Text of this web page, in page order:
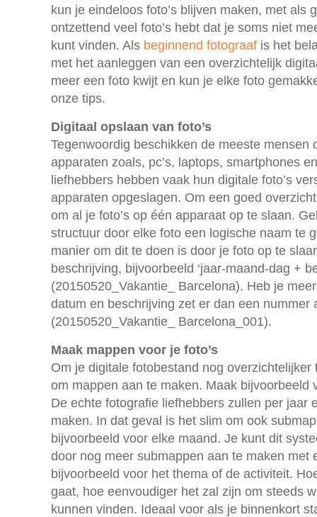
kun je eindeloos foto’s blijven maken, met als
ontzettend veel foto’s hebt dat je soms niet
kunt vinden. Als beginnend fotograaf is het
met het aanleggen van een overzichtelijk
meer een foto kwijt en kun je elke foto
onze tips.
Digitaal opslaan van foto’s
Tegenwoordig beschikken de meeste mensen
apparaten zoals, pc’s, laptops, smartphones
liefhebbers hebben vaak hun digitale foto’s
apparaten opgeslagen. Om een goed
om al je foto’s op één apparaat op te slaan.
structuur door elke foto een logische naam te
manier om dit te doen is door je foto op te
beschrijving, bijvoorbeeld ‘jaar-maand-dag +
(20150520_Vakantie_ Barcelona). Heb je
datum en beschrijving zet er dan een nummer
(20150520_Vakantie_ Barcelona_001).
Maak mappen voor je foto’s
Om je digitale fotobestand nog
om mappen aan te maken. Maak bijvoorbeeld
De echte fotografie liefhebbers zullen per jaar
maken. In dat geval is het slim om ook
bijvoorbeeld voor elke maand. Je kunt dit
door nog meer submappen aan te maken met
bijvoorbeeld voor het thema of de activiteit.
gaat, hoe eenvoudiger het zal zijn om steeds
kunnen vinden. Ideaal voor als je binnenkort